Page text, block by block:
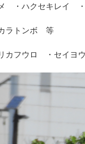
メ ・ハクセキレイ
ラトンボ 等
カフウロ ・セイ